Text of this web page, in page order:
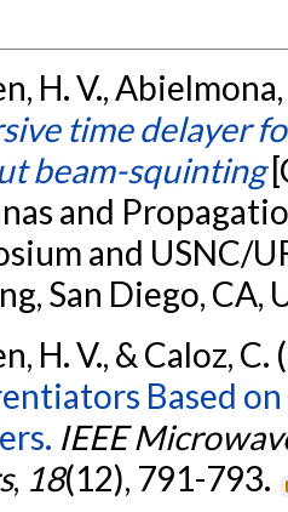
H. V.,
time delayer
beam-squinting
and
and USNC/
San Diego, CA,
H. V., & Caloz,
Based
IEEE
, 18(12), 791-793.